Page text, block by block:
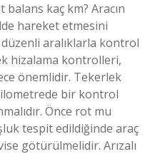
kaç km? Aracın
hareket etmesini
aralıklarla kontrol
hizalama kontrolleri,
önemlidir. Tekerlek
bir kontrol
Önce rot mu
tespit edildiğinde araç
götürülmelidir. Arızalı